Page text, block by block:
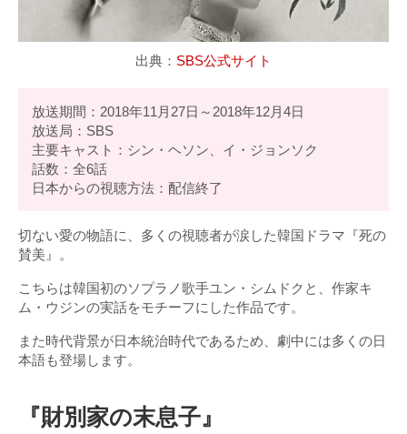
出典： SBS公式サイト
放送期間：2018年11月27日～2018年12月4日
放送局：SBS
主要キャスト：シン・ヘソン、イ・ジョンソク
話数：全6話
日本からの視聴方法：配信終了
切ない愛の物語に、多くの視聴者が涙した韓国ドラマ『死の
賛美』。
こちらは韓国初のソプラノ歌手ユン・シムドクと、作家キ
ム・ウジンの実話をモチーフにした作品です。
また時代背景が日本統治時代であるため、劇中には多くの日
本語も登場します。
『財別家の末息子』